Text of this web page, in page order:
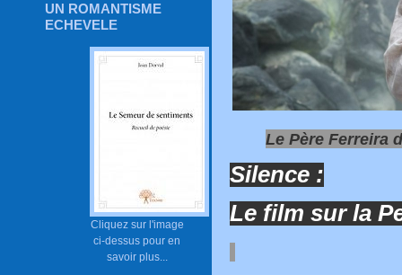
UN ROMANTISME
ECHEVELE
Cliquez sur l'image
ci-dessus pour en
savoir plus...
Le Père Ferreira
Silence :
Le film sur la